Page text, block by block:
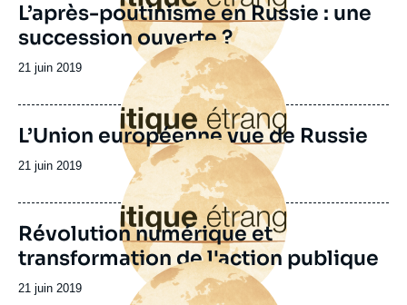
L’après-poutinisme en Russie : une
succession ouverte ?
Date
publication
21 juin 2019
Image
principale
L’Union européenne vue de Russie
Date
publication
21 juin 2019
Image
principale
Révolution numérique et
transformation de l'action publique
Date
21 juin 2019
Image
principale